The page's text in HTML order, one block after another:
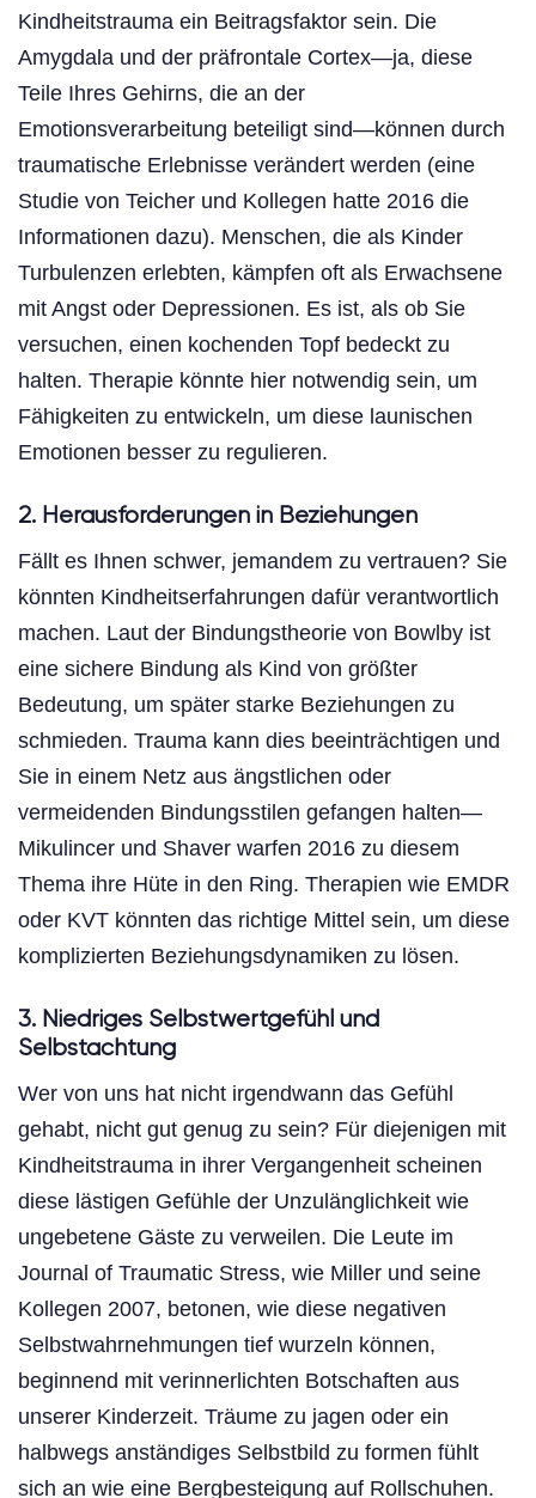
Kindheitstrauma ein Beitragsfaktor sein. Die
Amygdala und der präfrontale Cortex—ja, diese
Teile Ihres Gehirns, die an der
Emotionsverarbeitung beteiligt sind—können durch
traumatische Erlebnisse verändert werden (eine
Studie von Teicher und Kollegen hatte 2016 die
Informationen dazu). Menschen, die als Kinder
Turbulenzen erlebten, kämpfen oft als Erwachsene
mit Angst oder Depressionen. Es ist, als ob Sie
versuchen, einen kochenden Topf bedeckt zu
halten. Therapie könnte hier notwendig sein, um
Fähigkeiten zu entwickeln, um diese launischen
Emotionen besser zu regulieren.
2. Herausforderungen in Beziehungen
Fällt es Ihnen schwer, jemandem zu vertrauen? Sie
könnten Kindheitserfahrungen dafür verantwortlich
machen. Laut der Bindungstheorie von Bowlby ist
eine sichere Bindung als Kind von größter
Bedeutung, um später starke Beziehungen zu
schmieden. Trauma kann dies beeinträchtigen und
Sie in einem Netz aus ängstlichen oder
vermeidenden Bindungsstilen gefangen halten—
Mikulincer und Shaver warfen 2016 zu diesem
Thema ihre Hüte in den Ring. Therapien wie EMDR
oder KVT könnten das richtige Mittel sein, um diese
komplizierten Beziehungsdynamiken zu lösen.
3. Niedriges Selbstwertgefühl und
Selbstachtung
Wer von uns hat nicht irgendwann das Gefühl
gehabt, nicht gut genug zu sein? Für diejenigen mit
Kindheitstrauma in ihrer Vergangenheit scheinen
diese lästigen Gefühle der Unzulänglichkeit wie
ungebetene Gäste zu verweilen. Die Leute im
Journal of Traumatic Stress, wie Miller und seine
Kollegen 2007, betonen, wie diese negativen
Selbstwahrnehmungen tief wurzeln können,
beginnend mit verinnerlichten Botschaften aus
unserer Kinderzeit. Träume zu jagen oder ein
halbwegs anständiges Selbstbild zu formen fühlt
sich an wie eine Bergbesteigung auf Rollschuhen.